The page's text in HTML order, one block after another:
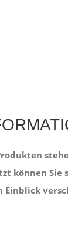
können Sie
Einblick